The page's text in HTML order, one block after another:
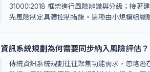
31000:2018 框架進行風險辨識與分級；接著
先風險制定具體控制措施。這種由小規模組織
資訊系統規劃為何需要同步納入風險評估？
傳統資訊系統規劃往往聚焦功能需求，忽略